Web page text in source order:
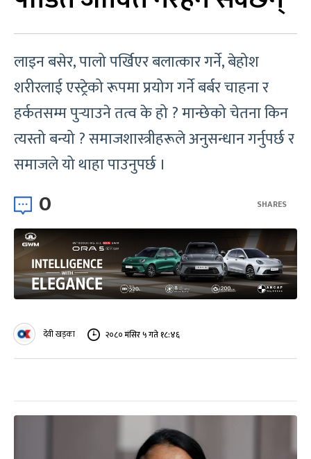
लाइन बसेर, पालो पर्खिएर बलात्कार गर्ने, बेहोश
शरीरलाई एस्ट्रेको रूपमा प्रयोग गर्ने बर्बर चाहना र
हर्कतसम्म पुर्‍याउने तत्व के हो ? मान्छेको चेतना किन
त्यस्तो बन्यो ? समाजशास्त्रीहरूले अनुसन्धान गर्नुपर्छ र
समाजले यो थाहा पाउनुपर्छ ।
0 SHARES
देवी खड्का २०८० मंसिर ५ गते १८:४६